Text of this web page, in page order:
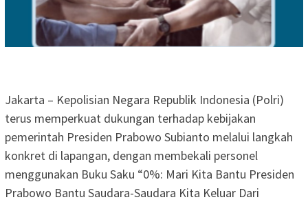
Jakarta – Kepolisian Negara Republik Indonesia (Polri)
terus memperkuat dukungan terhadap kebijakan
pemerintah Presiden Prabowo Subianto melalui langkah
konkret di lapangan, dengan membekali personel
menggunakan Buku Saku “0%: Mari Kita Bantu Presiden
Prabowo Bantu Saudara-Saudara Kita Keluar Dari